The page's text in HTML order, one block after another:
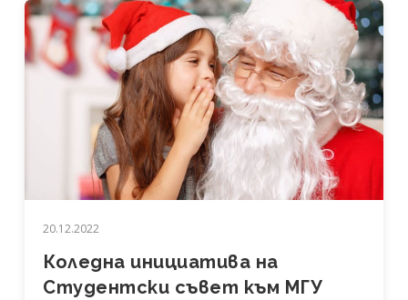
20.12.2022
Коледна инициатива на
Студентски съвет към МГУ